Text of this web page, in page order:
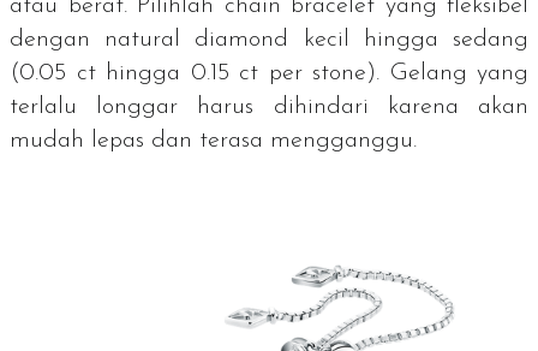
atau berat. Pilihlah chain bracelet yang fleksibel
dengan natural diamond
kecil hingga sedang
(0.05 ct hingga 0.15 ct per stone ). Gelang yang
terlalu longgar harus dihindari karena akan
mudah lepas dan terasa mengganggu.